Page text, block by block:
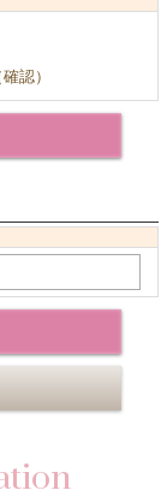
確認）
購読
イン
221-040
金10:00~16:00 ※祝日除く